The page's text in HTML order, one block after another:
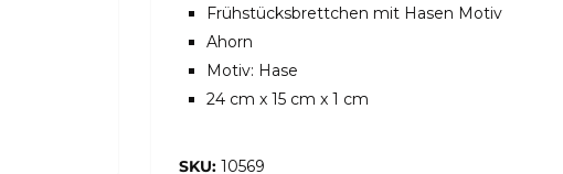
Frühstücksbrettchen mit Hasen Motiv
Ahorn
Motiv: Hase
24 cm x 15 cm x 1 cm
SKU: 10569